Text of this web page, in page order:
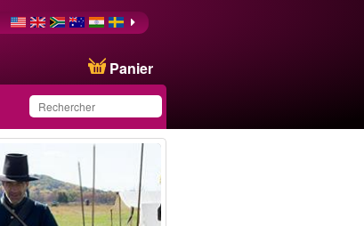
Panier
Ce produit a été
dans votre
liste.